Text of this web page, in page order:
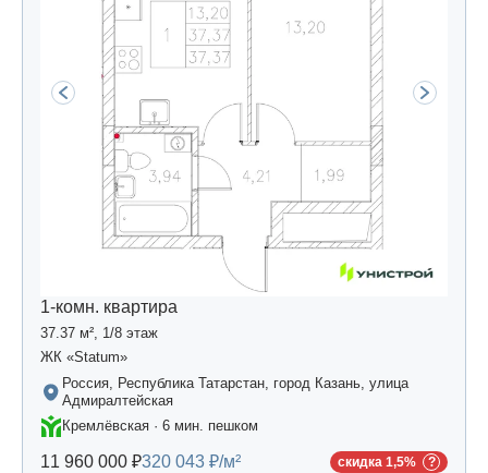
1-комн. квартира
37.37 м², 1/8 этаж
ЖК «Statum»
Россия, Республика Татарстан, город Казань, улица
Адмиралтейская
Кремлёвская · 6 мин. пешком
11 960 000 ₽320 043 ₽/м² скидка 1,5%